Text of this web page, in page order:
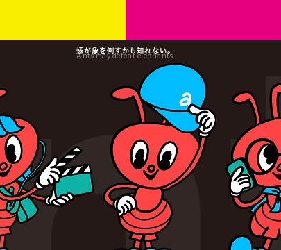
蟻が象を倒すかも知れない。
Ants may defeat elephants.